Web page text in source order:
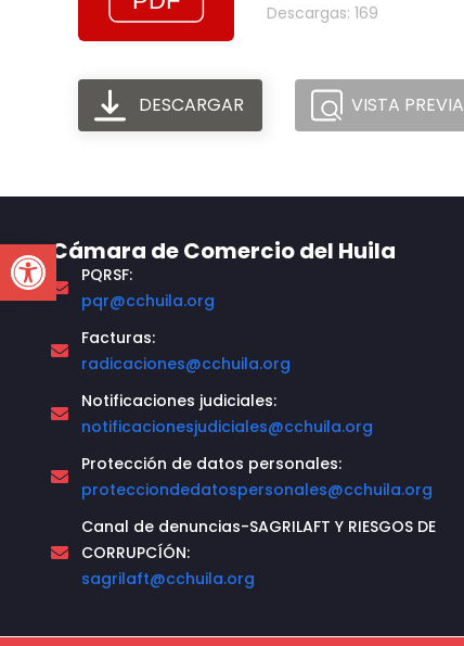
Open toolbar
Descargas: 169
DESCARGAR VISTA PREVIA
Cámara de Comercio del Huila
PQRSF:
pqr@cchuila.org
Facturas:
radicaciones@cchuila.org
Notificaciones judiciales:
notificacionesjudiciales@cchuila.org
Protección de datos personales:
protecciondedatospersonales@cchuila.org
Canal de denuncias-SAGRILAFT Y RIESGOS DE
CORRUPCÍÓN:
sagrilaft@cchuila.org